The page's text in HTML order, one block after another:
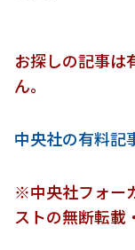
お探しの記事は
ん。
中央社の有料記
※中央社フォー
ストの無断転載